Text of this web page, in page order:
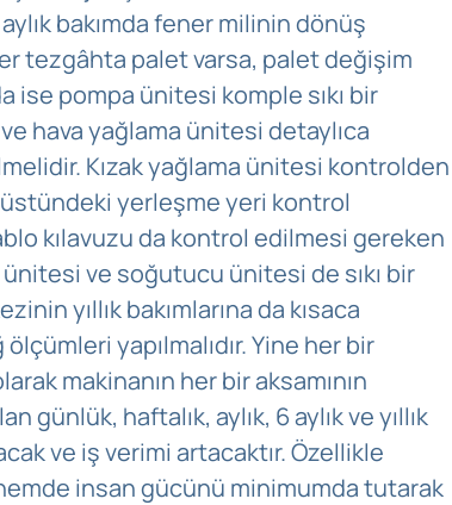
bakımda fener milinin dönüş
tezgâhta palet varsa, palet değişim
ise pompa ünitesi komple sıkı bir
hava yağlama ünitesi detaylıca
Kızak yağlama ünitesi kontrolden
yerleşme yeri kontrol
kılavuzu da kontrol edilmesi gereken
ünitesi ve soğutucu ünitesi de sıkı bir
yıllık bakımlarına da kısaca
yapılmalıdır. Yine her bir
makinanın her bir aksamının
günlük, haftalık, aylık, 6 aylık ve yıllık
ve iş verimi artacaktır. Özellikle
insan gücünü minimumda tutarak